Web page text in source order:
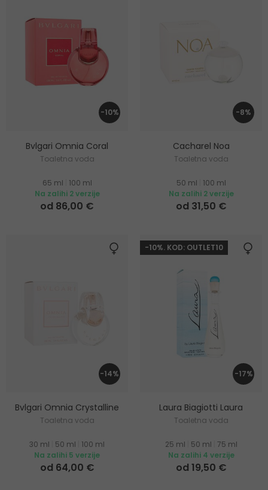
-10%
Bvlgari Omnia Coral
Toaletna voda
65 ml
100 ml
Na zalihi 2 verzije
od 86,00 €
-8%
Cacharel Noa
Toaletna voda
50 ml
100 ml
Na zalihi 2 verzije
od 31,50 €
-14%
Bvlgari Omnia Crystalline
Toaletna voda
30 ml 50 ml
100 ml
Na zalihi 5 verzije
od 64,00 €
-10%. KOD: OUTLET10
-17%
Laura Biagiotti Laura
Toaletna voda
25 ml 50 ml 75 ml
Na zalihi 4 verzije
od 19,50 €